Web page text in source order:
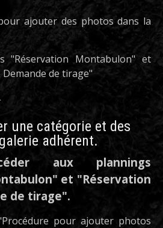
ajouter des photos dans la
"Réservation Montabulon" et
de tirage"
une catégorie et des
adhérent.
aux plannings
et "Réservation
de tirage".
pour ajouter photos